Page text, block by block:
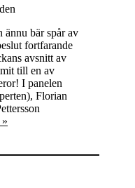
ännu bär spår av
fortfarande
avsnitt av
till en av
I panelen
Florian